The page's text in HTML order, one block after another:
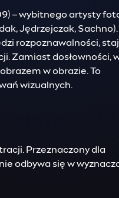
– wybitnego artysty
Jędrzejczak,
rozpoznawalności,
Zamiast dosłowności,
w obrazie. To
wizualnych.
Przeznaczony dla
odbywa się w